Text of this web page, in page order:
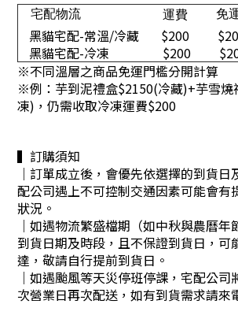
宅配物流 運費 免
黑貓宅配-常溫/冷藏 $200
黑貓宅配-冷凍
$200
※不同溫層之商品免運門檻分開計算
※例：芋到泥禮盒$2150(冷藏)+芋雪
凍)，仍需收取冷凍運費$200
▍訂購須知
｜訂單成立後，會優先依選擇的到貨日
配公司遇上不可控制交通因素可能會有
狀況。
｜ 如遇物流繁盛檔期（如中秋與農曆年
到貨日期及時段，且不保證到貨日，可
達，敬請自行提前到貨日。
｜ 如遇颱風等天災停班停課，宅配公司
次營業日再次配送，如有到貨需求請來